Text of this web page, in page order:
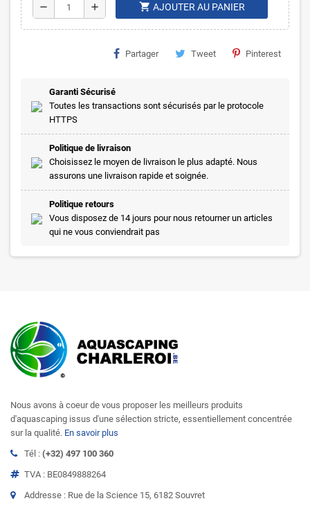
remove add shopping_cart AJOUTER AU PANIER
Partager Tweet Pinterest
Garanti Sécurisé
Toutes les transactions sont sécurisés par le protocole
HTTPS
Politique de livraison
Choisissez le moyen de livraison le plus adapté. Nous
assurons une livraison rapide et soignée.
Politique retours
Vous disposez de 14 jours pour nous retourner un articles
qui ne vous conviendrait pas
Nous avons à coeur de vous proposer les meilleurs produits
d'aquascaping issus d'une sélection stricte, essentiellement concentrée
sur la qualité. En savoir plus
Tél : (+32) 497 100 360
TVA : BE0849888264
Addresse : Rue de la Science 15, 6182 Souvret